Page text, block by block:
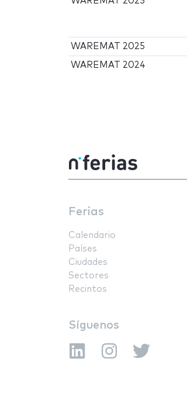
WAREMAT 2025
WAREMAT 2024
Ferias
Calendario
Países
Ciudades
Sectores
Recintos
Síguenos